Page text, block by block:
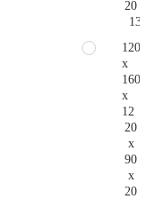
20
120
x
160
x
12
20
x
90
x
20